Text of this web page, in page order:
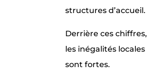
structures d’accueil.
Derrière ces chiffres,
les inégalités locales
sont fortes.